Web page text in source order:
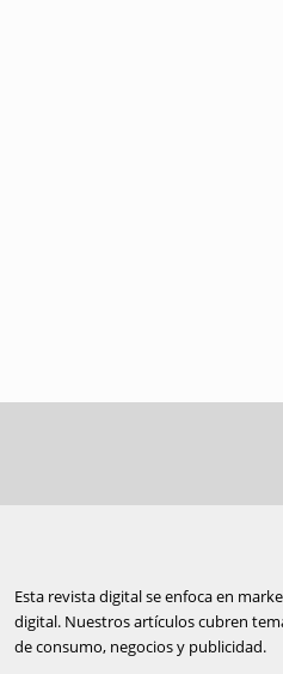
Esta revista digital se enfoca en
digital. Nuestros artículos cubren
de consumo, negocios y publicidad.